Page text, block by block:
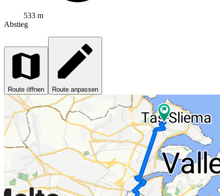
533 m
Abstieg
Route öffnen Route anpassen